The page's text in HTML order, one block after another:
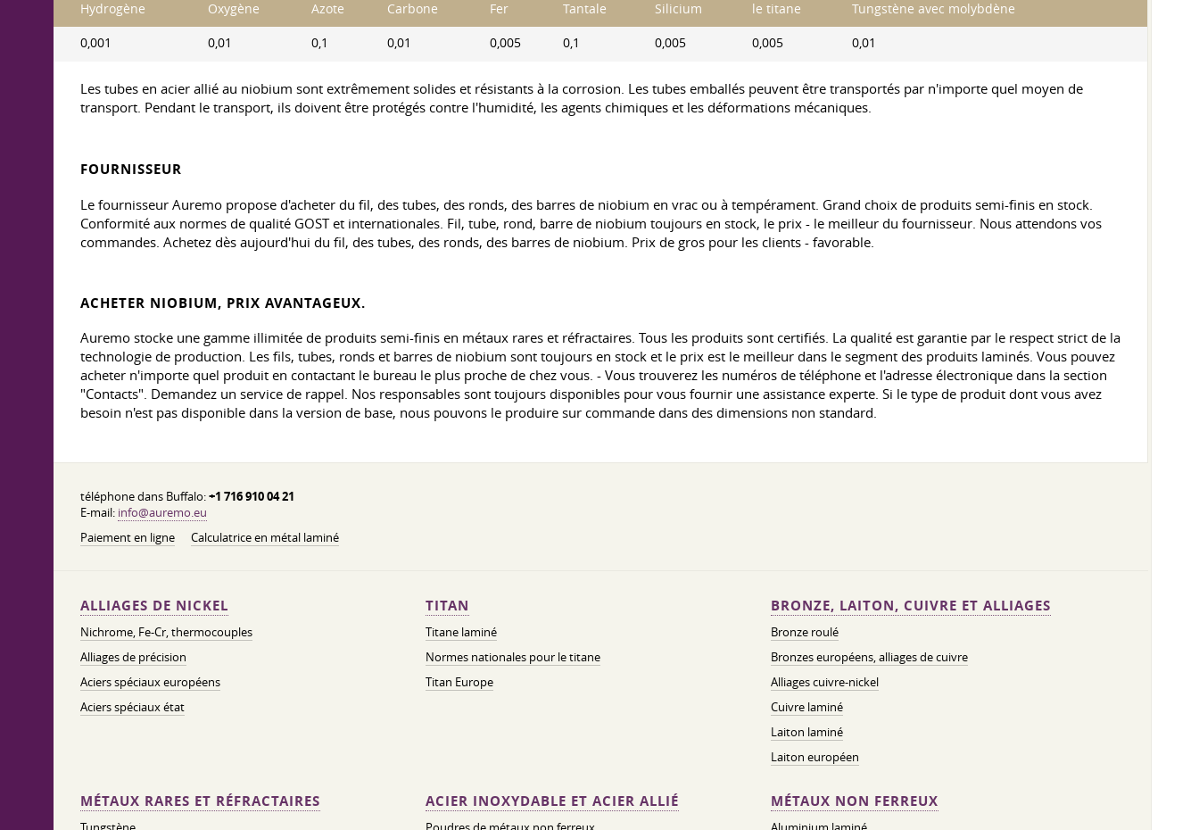
Hydrogène Oxygène Azote Carbone Fer Tantale Silicium le titane Tungstène avec molybdène
0,001 0,01 0,1 0,01 0,005 0,1 0,005 0,005 0,01
Les tubes en acier allié au niobium sont extrêmement solides et résistants à la corrosion. Les tubes emballés peuvent être transportés par n'importe quel moyen de
transport. Pendant le transport, ils doivent être protégés contre l'humidité, les agents chimiques et les déformations mécaniques.
FOURNISSEUR
Le fournisseur Auremo propose d'acheter du fil, des tubes, des ronds, des barres de niobium en vrac ou à tempérament. Grand choix de produits semi-finis en stock.
Conformité aux normes de qualité GOST et internationales. Fil, tube, rond, barre de niobium toujours en stock, le prix - le meilleur du fournisseur. Nous attendons vos
commandes. Achetez dès aujourd'hui du fil, des tubes, des ronds, des barres de niobium. Prix de gros pour les clients - favorable.
ACHETER NIOBIUM, PRIX AVANTAGEUX.
Auremo stocke une gamme illimitée de produits semi-finis en métaux rares et réfractaires. Tous les produits sont certifiés. La qualité est garantie par le respect strict de la
technologie de production. Les fils, tubes, ronds et barres de niobium sont toujours en stock et le prix est le meilleur dans le segment des produits laminés. Vous pouvez
acheter n'importe quel produit en contactant le bureau le plus proche de chez vous. - Vous trouverez les numéros de téléphone et l'adresse électronique dans la section
"Contacts". Demandez un service de rappel. Nos responsables sont toujours disponibles pour vous fournir une assistance experte. Si le type de produit dont vous avez
besoin n'est pas disponible dans la version de base, nous pouvons le produire sur commande dans des dimensions non standard.
téléphone dans Buffalo:+1 716 910 04 21
E-mail: info@auremo.eu
Paiement en ligne
Calculatrice en métal laminé
ALLIAGES DE NICKEL
Nichrome, Fe-Cr, thermocouples
Alliages de précision
Aciers spéciaux européens
Aciers spéciaux état
TITAN
Titane laminé
Normes nationales pour le titane
Titan Europe
BRONZE, LAITON, CUIVRE ET ALLIAGES
Bronze roulé
Bronzes européens, alliages de cuivre
Alliages cuivre-nickel
Cuivre laminé
Laiton laminé
Laiton européen
MÉTAUX RARES ET RÉFRACTAIRES ACIER INOXYDABLE ET ACIER ALLIÉ MÉTAUX NON FERREUX